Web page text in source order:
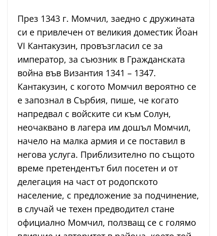
През 1343 г. Момчил, заедно с дружината
си е привлечен от великия доместик Йоан
VI Кантакузин, провъзгласил се за
император, за съюзник в Гражданската
война във Византия 1341 – 1347.
Кантакузин, с когото Момчил вероятно се
е запознал в Сърбия, пише, че когато
напредвал с войските си към Солун,
неочаквано в лагера им дошъл Момчил,
начело на малка армия и се поставил в
негова услуга. Приблизително по същото
време претендентът бил посетен и от
делегация на част от родопското
население, с предложение за подчинение,
в случай че техен предводител стане
официално Момчил, ползващ се с голямо